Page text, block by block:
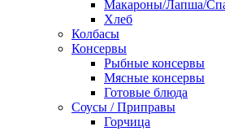
Макароны/Лапша/
Хлеб
Колбасы
Консервы
Рыбные консервы
Мясные консервы
Готовые блюда
Соусы / Приправы
Горчица